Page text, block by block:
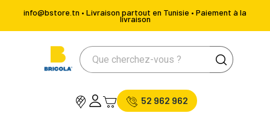
info@bstore.tn • Livraison partout en Tunisie • Paiement à la
livraison
52 962 962